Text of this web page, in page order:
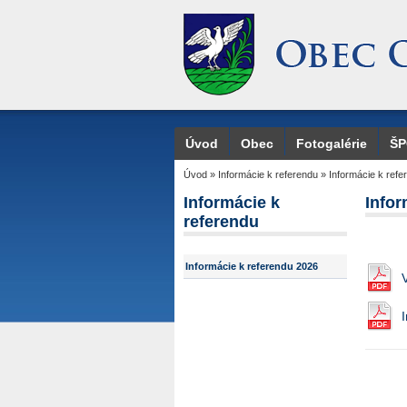
Úvod Obec Fotogalérie
Úvod » Informácie k referendu » Informácie k
Informácie k
referendu
Informácie k referendu 2026